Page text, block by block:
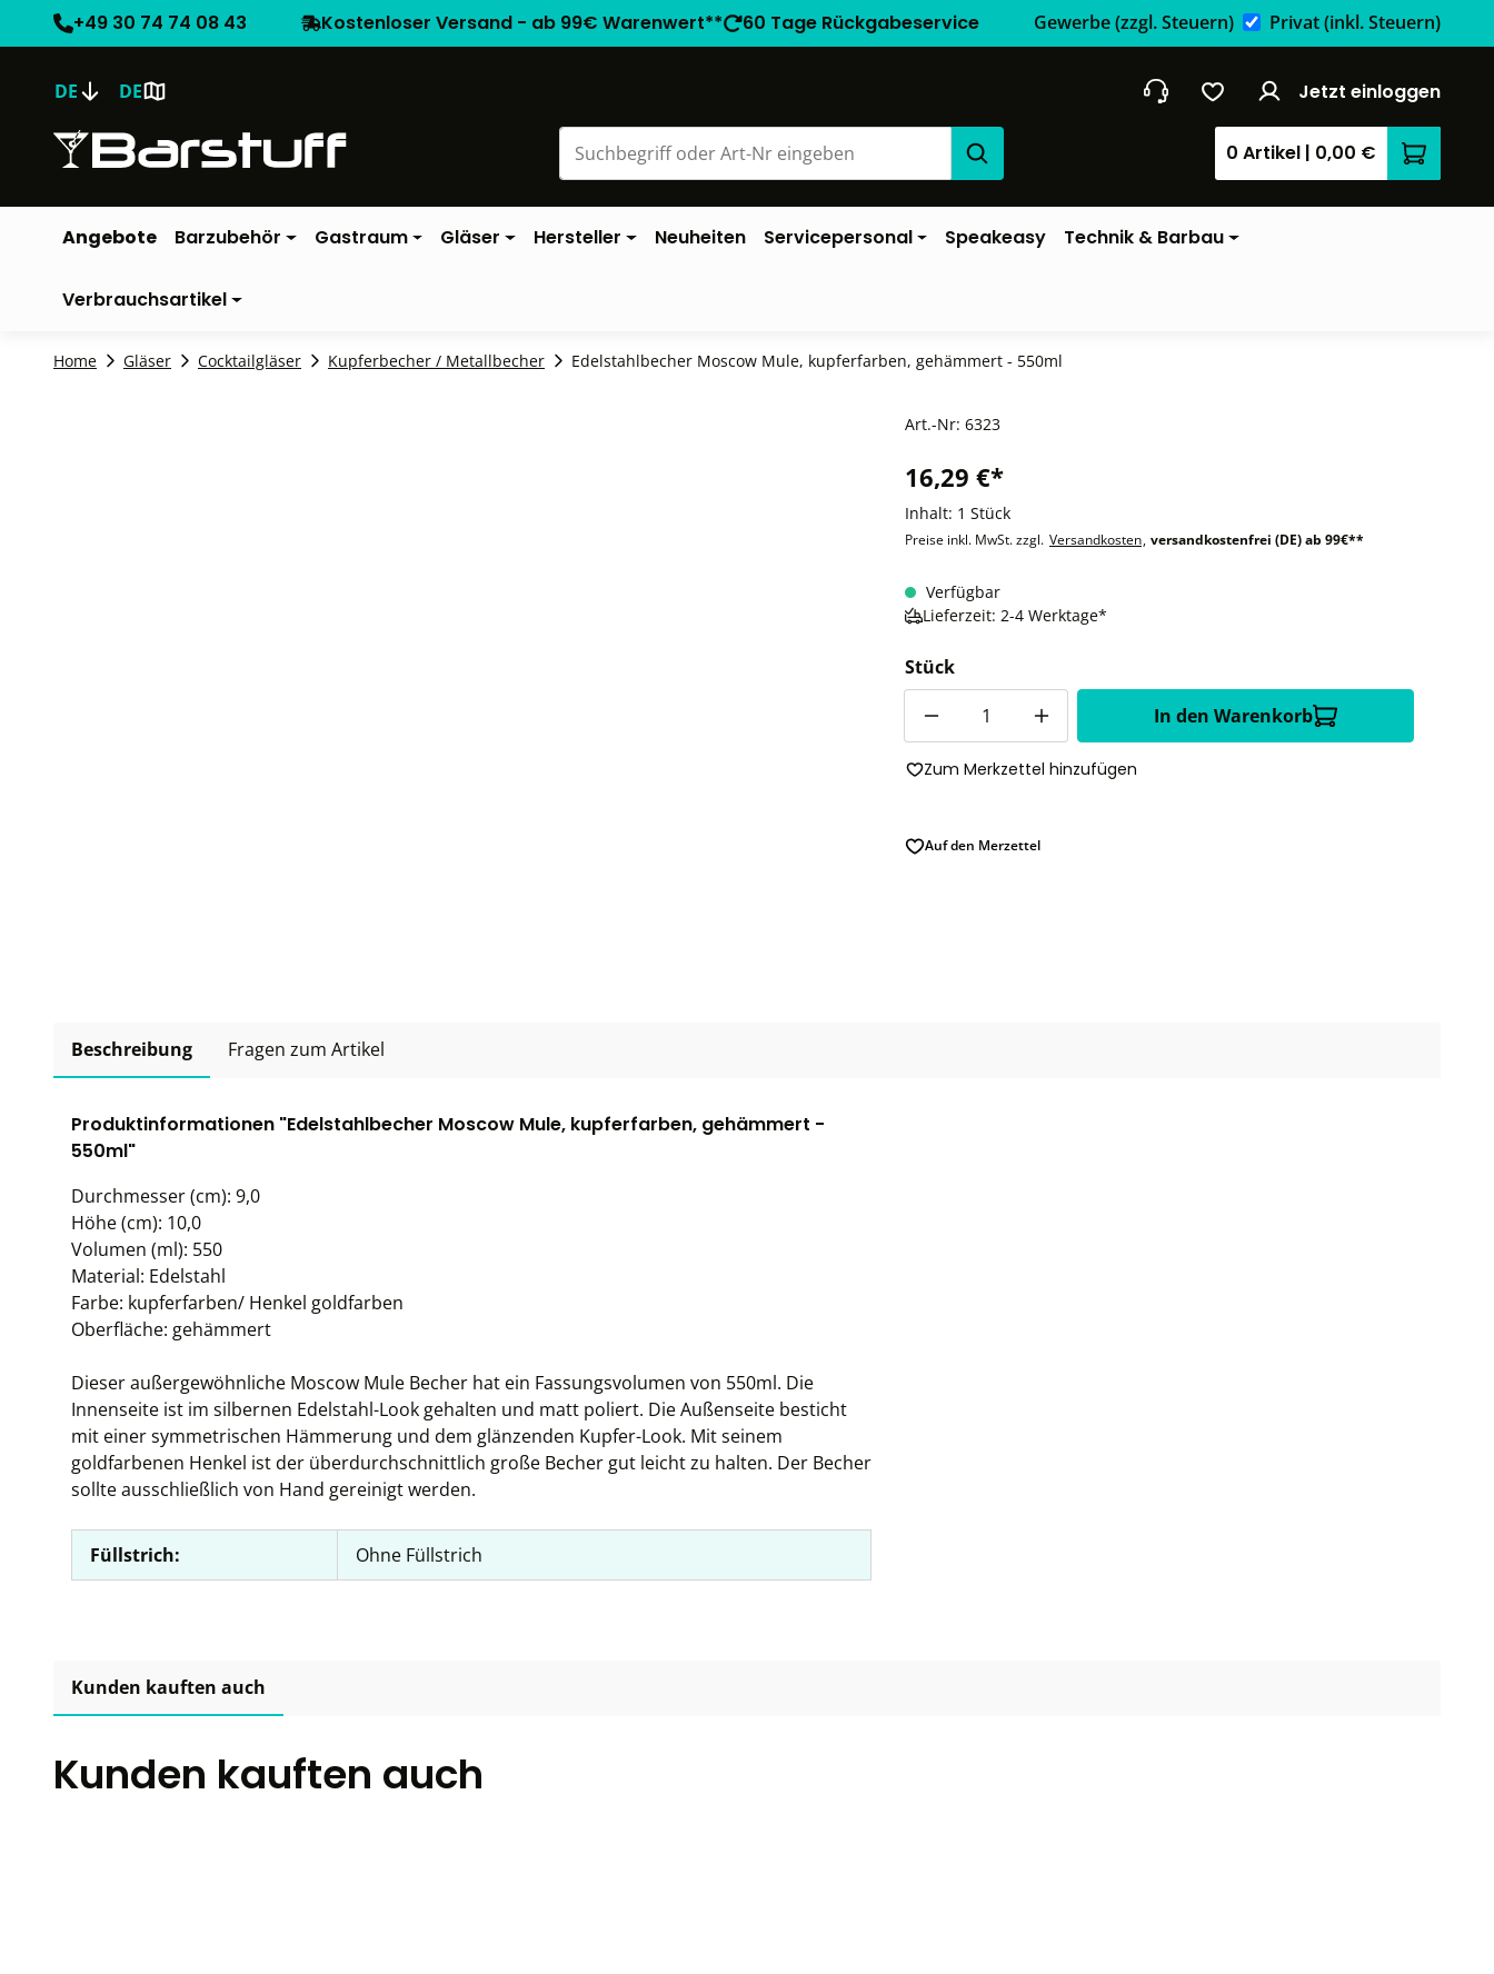
+49 30 74 74 08 43 Kostenloser Versand - ab 99€ Warenwert** 60 Tage Rückgabeservice Gewerbe(zzgl. Steuern) Privat(inkl. Steuern)
DE DE Jetzt einloggen
0 Artikel | 0,00 €
Angebote Barzubehör Gastraum Gläser Hersteller Neuheiten Servicepersonal Speakeasy Technik & Barbau
Verbrauchsartikel
Home Gläser Cocktailgläser Kupferbecher / Metallbecher Edelstahlbecher Moscow Mule, kupferfarben, gehämmert - 550ml
Art.-Nr: 6323
16,29 €*
Inhalt: 1 Stück
Preise inkl. MwSt. zzgl. Versandkosten, versandkostenfrei (DE) ab 99€**
Verfügbar
Lieferzeit: 2-4 Werktage*
Stück
In den Warenkorb
Zum Merkzettel hinzufügen
Auf den Merzettel
Beschreibung Fragen zum Artikel
Produktinformationen "Edelstahlbecher Moscow Mule, kupferfarben, gehämmert -
550ml"
Durchmesser (cm): 9,0
Höhe (cm): 10,0
Volumen (ml): 550
Material: Edelstahl
Farbe: kupferfarben/ Henkel goldfarben
Oberfläche: gehämmert
Dieser außergewöhnliche Moscow Mule Becher hat ein Fassungsvolumen von 550ml. Die
Innenseite ist im silbernen Edelstahl-Look gehalten und matt poliert. Die Außenseite besticht
mit einer symmetrischen Hämmerung und dem glänzenden Kupfer-Look. Mit seinem
goldfarbenen Henkel ist der überdurchschnittlich große Becher gut leicht zu halten. Der Becher
sollte ausschließlich von Hand gereinigt werden.
Füllstrich: Ohne Füllstrich
Kunden kauften auch
Kunden kauften auch